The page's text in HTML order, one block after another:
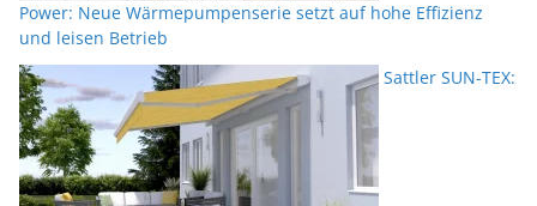
Power: Neue Wärmepumpenserie setzt auf hohe Effizienz
und leisen Betrieb
Sattler SUN-TEX: